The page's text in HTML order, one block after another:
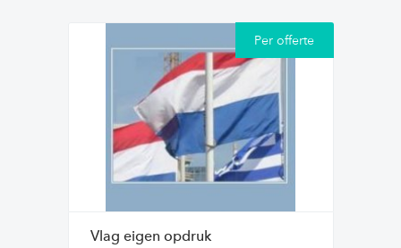
Per offerte
Vlag eigen opdruk